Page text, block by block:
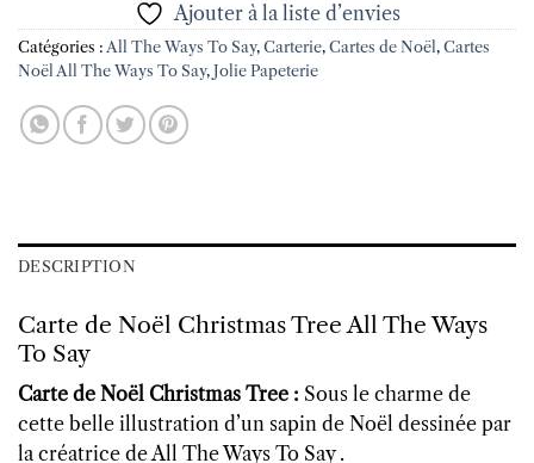
Ajouter à la liste d’envies
Catégories : All The Ways To Say, Carterie, Cartes de Noël, Cartes
Noël All The Ways To Say, Jolie Papeterie
DESCRIPTION
Carte de Noël Christmas Tree All The Ways
To Say
Carte de Noël Christmas Tree : Sous le charme de
cette belle illustration d’un sapin de Noël dessinée par
la créatrice de All The Ways To Say .